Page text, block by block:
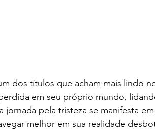
dos títulos que acham mais lindo
em seu próprio mundo,
jornada pela tristeza se manifesta
melhor em sua realidade